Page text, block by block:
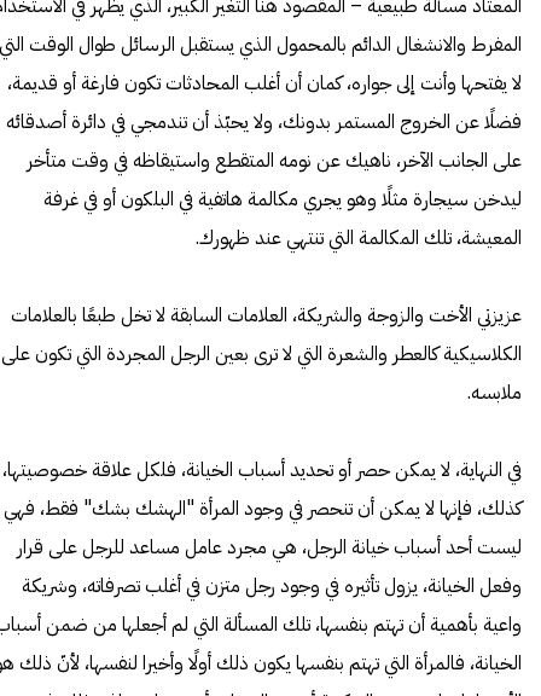
المعتاد مسألة طبيعية – المقصود هنا التغير الكبير، الذي يظهر في
المفرط والانشغال الدائم بالمحمول الذي يستقبل الرسائل طوال الوقت التي
لا يفتحها وأنت إلى جواره، كمان أن أغلب المحادثات تكون فارغة أو قديمة،
فضلًا عن الخروج المستمر بدونك، ولا يحبّذ أن تندمجي في دائرة أصدقائه
على الجانب الآخر، ناهيك عن نومه المتقطع واستيقاظه في وقت متأخر
ليدخن سيجارة مثلًا وهو يجري مكالمة هاتفية في البلكون أو في غرفة
المعيشة، تلك المكالمة التي تنتهي عند ظهورك.
عزيزتي الأخت والزوجة والشريكة، العلامات السابقة لا تخل طبعًا بالعلامات
الكلاسيكية كالعطر والشعرة التي لا ترى بعين الرجل المجردة التي تكون على
ملابسه.
في النهاية، لا يمكن حصر أو تحديد أسباب الخيانة، فلكل علاقة خصوصيتها،
كذلك، فإنها لا يمكن أن تنحصر في وجود المرأة "الهشك بشك" فقط، فهي
ليست أحد أسباب خيانة الرجل، هي مجرد عامل مساعد للرجل على قرار
وفعل الخيانة، يزول تأثيره في وجود رجل متزن في أغلب تصرفاته، وشريكة
واعية بأهمية أن تهتم بنفسها، تلك المسألة التي لم أجعلها من ضمن
الخيانة، فالمرأة التي تهتم بنفسها يكون ذلك أولًا وأخيرا لنفسها، لأنّ ذلك